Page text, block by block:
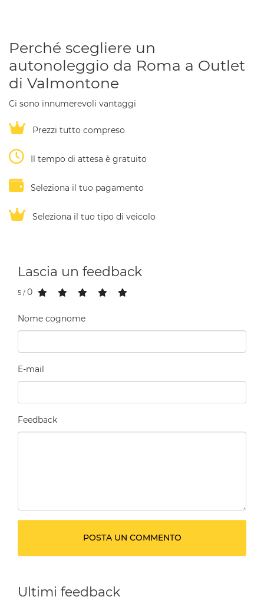
Perché scegliere un
autonoleggio da Roma a Outlet
di Valmontone
Ci sono innumerevoli vantaggi
Prezzi tutto compreso
Il tempo di attesa è gratuito
Seleziona il tuo pagamento
Seleziona il tuo tipo di veicolo
Lascia un feedback
0
/ 5
Nome cognome
E-mail
Feedback
POSTA UN COMMENTO
Ultimi feedback